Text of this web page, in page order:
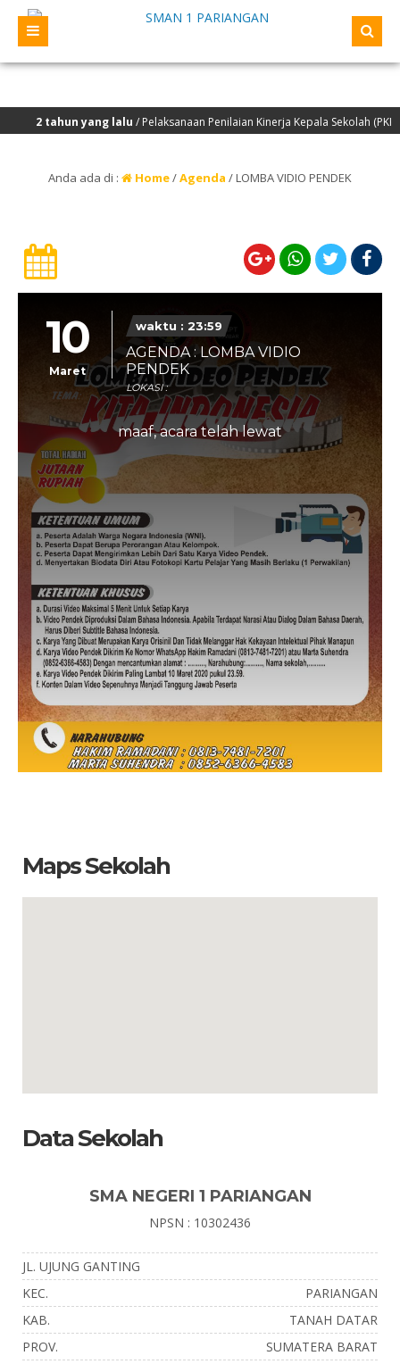
2 tahun yang lalu/ Pelaksanaan Penilaian Kinerja Kepala Sekolah (PKKS)
Anda ada di : Home/Agenda /LOMBA VIDIO PENDEK
10
Maret
waktu : 23:59
AGENDA : LOMBA VIDIO
PENDEK
LOKASI :
maaf, acara telah lewat
Maps Sekolah
Data Sekolah
SMA NEGERI 1 PARIANGAN
NPSN : 10302436
JL. UJUNG GANTING
KEC.
PARIANGAN
KAB.
TANAH DATAR
PROV.
SUMATERA BARAT